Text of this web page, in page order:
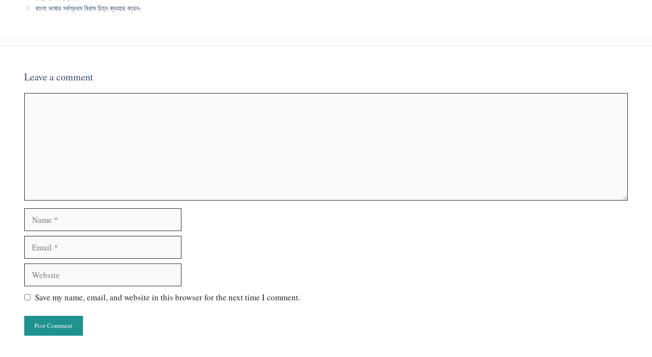
বাংলা ভাষার সর্বপ্রথম বিরাম চিহ্ন ব্যবহার করেন-
Leave a comment
Save my name, email, and website in this browser for the next time I comment.